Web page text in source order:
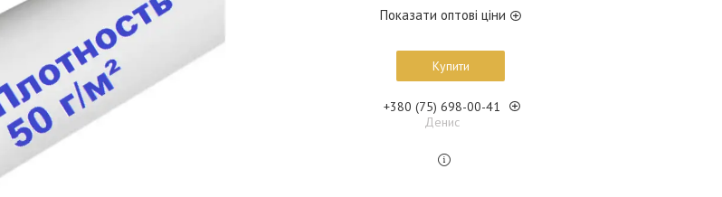
Показати оптові ціни
Купити
+380 (75) 698-00-41
Денис